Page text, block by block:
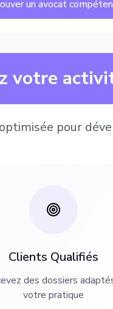
un avocat
votre
pour
Clients Qualifiés
des dossiers
votre pratique